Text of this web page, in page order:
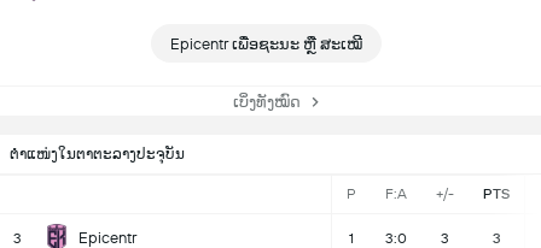
Epicentr ເພື່ອຊະນະ ຫຼື ສະເໝີ
ເບິ່ງທັງໝົດ
ຕຳແໜ່ງໃນຕາຕະລາງປະຈຸບັນ
P F:A +/- PTS
3 Epicentr 1 3:0 3 3